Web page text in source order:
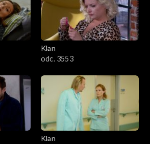
Klan
odc. 3553
Klan